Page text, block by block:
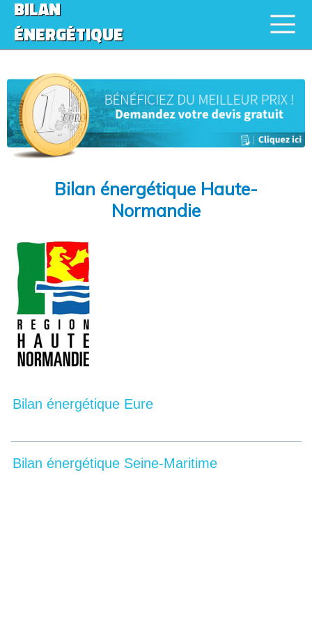
BILAN
ÉNERGÉTIQUE
Bilan énergétique Haute-
Normandie
Bilan énergétique Eure
Bilan énergétique Seine-Maritime